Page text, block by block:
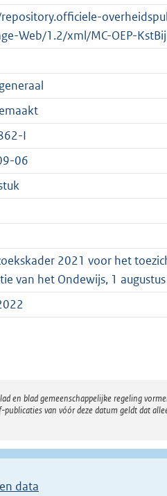
Web/1.2/xml/MC-OEP-
I
06
2021 voor het
van het Ondewijs, 1
en blad gemeenschappelijke regeling
van vóór deze datum geldt dat
data